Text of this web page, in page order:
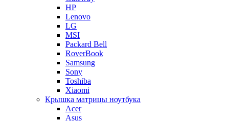
HP
Lenovo
LG
MSI
Packard Bell
RoverBook
Samsung
Sony
Toshiba
Xiaomi
Крышка матрицы ноутбука
Acer
Asus